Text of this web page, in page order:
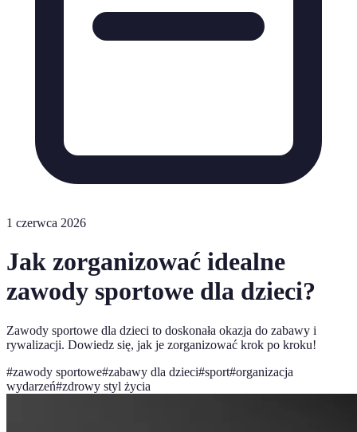
1 czerwca 2026
Jak zorganizować idealne
zawody sportowe dla dzieci?
Zawody sportowe dla dzieci to doskonała okazja do zabawy i
rywalizacji. Dowiedz się, jak je zorganizować krok po kroku!
#zawody sportowe#zabawy dla dzieci#sport#organizacja
wydarzeń#zdrowy styl życia